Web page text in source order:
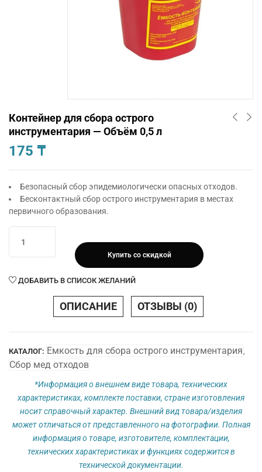
Контейнер для сбора острого
инструментария — Объём 0,5 л
175 ₸
Безопасный сбор эпидемиологически опасных отходов.
Бесконтактный сбор острого инструментария в местах
первичного образования.
товара
Контейнер
сбора
0,5
л
Купить со скидкой
ДОБАВИТЬ В СПИСОК ЖЕЛАНИЙ
ОПИСАНИЕ ОТЗЫВЫ (0)
КАТАЛОГ: Емкость для сбора острого инструментария,
Сбор мед отходов
*Информация о внешнем виде товара, технических
характеристиках, комплекте поставки, стране изготовления
носит справочный характер. Внешний вид товара/изделия
может отличаться от представленного на фотографии. Полная
информация о товаре, изготовителе, комплектации,
технических характеристиках и функциях содержится в
технической документации.